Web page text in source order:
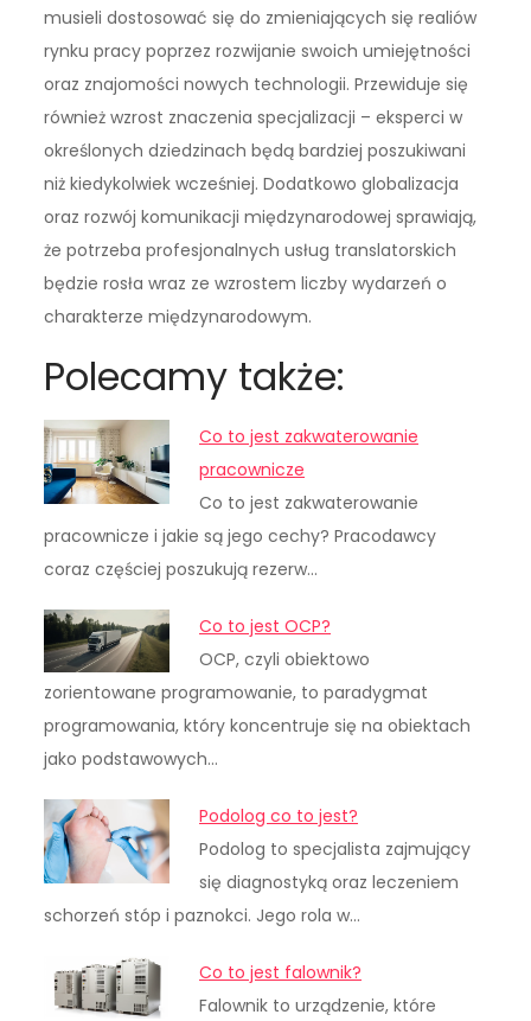
musieli dostosować się do zmieniających się realiów
rynku pracy poprzez rozwijanie swoich umiejętności
oraz znajomości nowych technologii. Przewiduje się
również wzrost znaczenia specjalizacji – eksperci w
określonych dziedzinach będą bardziej poszukiwani
niż kiedykolwiek wcześniej. Dodatkowo globalizacja
oraz rozwój komunikacji międzynarodowej sprawiają,
że potrzeba profesjonalnych usług translatorskich
będzie rosła wraz ze wzrostem liczby wydarzeń o
charakterze międzynarodowym.
Polecamy także:
Co to jest zakwaterowanie
pracownicze
Co to jest zakwaterowanie
pracownicze i jakie są jego cechy? Pracodawcy
coraz częściej poszukują rezerw…
Co to jest OCP?
OCP, czyli obiektowo
zorientowane programowanie, to paradygmat
programowania, który koncentruje się na obiektach
jako podstawowych…
Podolog co to jest?
Podolog to specjalista zajmujący
się diagnostyką oraz leczeniem
schorzeń stóp i paznokci. Jego rola w…
Co to jest falownik?
Falownik to urządzenie, które